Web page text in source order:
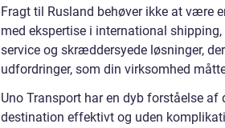
Fragt til Rusland behøver ikke at være
med ekspertise i international
service og skræddersyede løsninger,
udfordringer, som din virksomhed
Uno Transport har en dyb forståelse
destination effektivt og uden